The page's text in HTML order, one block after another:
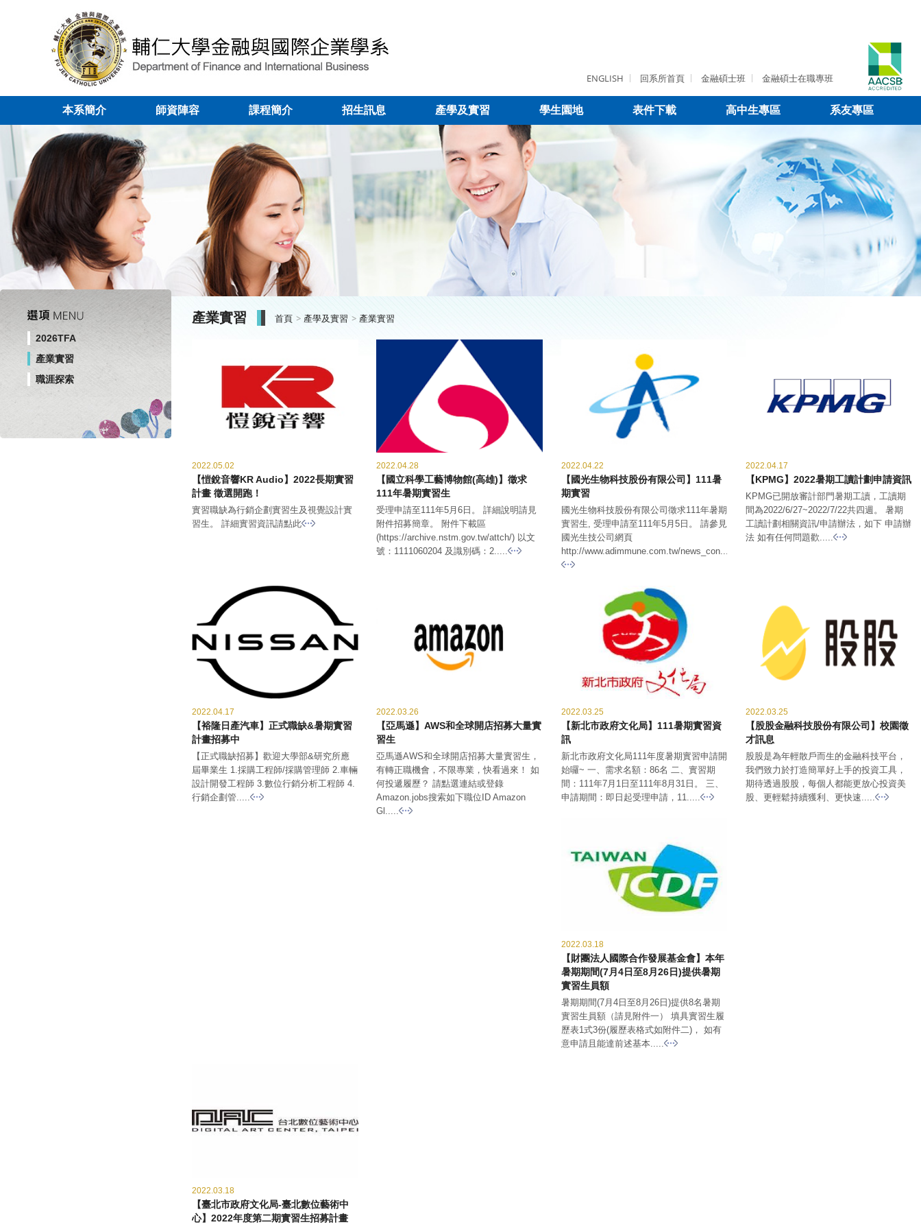
ENGLISH 回系所首頁 金融碩士班 金融碩士在職專班
本系簡介 師資陣容 課程簡介 招生訊息 產學及實習 學生園地 表件下載 高中生專區 系友專區
2026TFA
產業實習
職涯探索
產業實習 首頁 產學及實習 產業實習
2022.05.02
【愷銳音響KR Audio】2022長期實習
計畫 徵選開跑！
實習職缺為行銷企劃實習生及視覺設計實
習生。 詳細實習資訊請點此
2022.04.28
【國立科學工藝博物館(高雄)】徵求
111年暑期實習生
受理申請至111年5月6日。 詳細說明請見
附件招募簡章。 附件下載區
(https://archive.nstm.gov.tw/attch/) 以文
號：1111060204 及識別碼：2.....
2022.04.22
【國光生物科技股份有限公司】111暑
期實習
國光生物科技股份有限公司徵求111年暑期
實習生, 受理申請至111年5月5日。 請參見
國光生技公司網頁
http://www.adimmune.com.tw/news_con.....
2022.04.17
【KPMG】2022暑期工讀計劃申請資訊
KPMG已開放審計部門暑期工讀，工讀期
間為2022/6/27~2022/7/22共四週。 暑期
工讀計劃相關資訊/申請辦法，如下 申請辦
法 如有任何問題歡.....
2022.04.17
【裕隆日產汽車】正式職缺&暑期實習
計畫招募中
【正式職缺招募】歡迎大學部&研究所應
屆畢業生 1.採購工程師/採購管理師 2.車輛
設計開發工程師 3.數位行銷分析工程師 4.
行銷企劃管.....
2022.03.26
【亞馬遜】AWS和全球開店招募大量實
習生
亞馬遜AWS和全球開店招募大量實習生，
有轉正職機會，不限專業，快看過來！ 如
何投遞履歷？ 請點選連結或登錄
Amazon.jobs搜索如下職位ID Amazon
Gl.....
2022.03.25
【新北市政府文化局】111暑期實習資
訊
新北市政府文化局111年度暑期實習申請開
始囉~ 一、需求名額：86名 二、實習期
間：111年7月1日至111年8月31日。 三、
申請期間：即日起受理申請，11.....
2022.03.25
【股股金融科技股份有限公司】校園徵
才訊息
股股是為年輕散戶而生的金融科技平台，
我們致力於打造簡單好上手的投資工具，
期待透過股股，每個人都能更放心投資美
股、更輕鬆持續獲利、更快速.....
2022.03.18
【財團法人國際合作發展基金會】本年
暑期期間(7月4日至8月26日)提供暑期
實習生員額
暑期期間(7月4日至8月26日)提供8名暑期
實習生員額（請見附件一） 填具實習生履
歷表1式3份(履歷表格式如附件二)， 如有
意申請且能達前述基本.....
2022.03.18
【臺北市政府文化局-臺北數位藝術中
心】2022年度第二期實習生招募計畫